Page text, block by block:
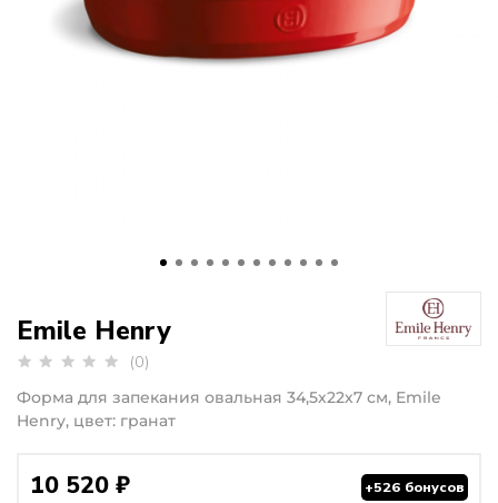
(0)
Emile Henry
Форма для запекания овальная 34,5х22х7 см, Emile
Henry, цвет: гранат
10 520 ₽ +526 бонусов